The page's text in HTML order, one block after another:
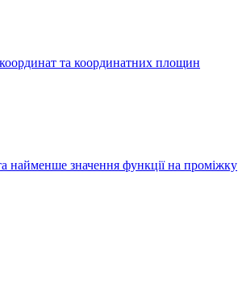
та координатних площин
найменше значення функції на проміжку